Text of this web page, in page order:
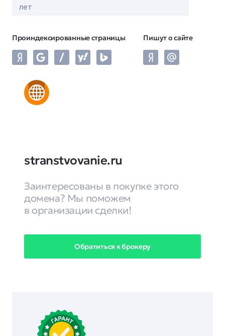
лет
Проиндексированные страницы Пишут о сайте
stranstvovanie.ru
Заинтересованы в покупке этого
домена? Мы поможем
в организации сделки!
Обратиться к брокеру